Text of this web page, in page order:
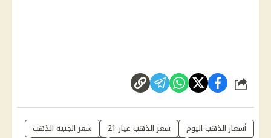
شارك
أسعار الذهب اليوم سعر الذهب عيار 21
سعر الجنيه الذهب